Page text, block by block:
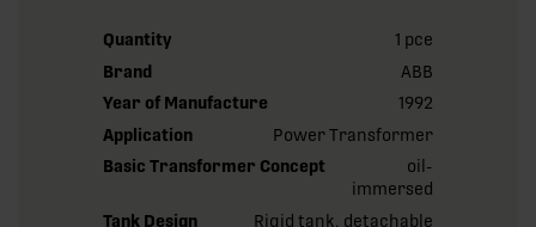
Quantity
1 pce
Brand
ABB
Year of Manufacture
1992
Application
Power Transformer
Basic Transformer Concept
oil-
immersed
Tank Design
Rigid tank, detachable